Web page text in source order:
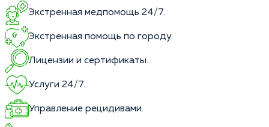
Экстренная медпомощь 24/7.
Экстренная помощь по городу.
Лицензии и сертификаты.
Услуги 24/7.
Управление рецидивами.